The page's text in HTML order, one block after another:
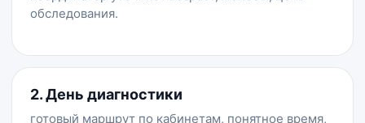
обследования.
2. День диагностики
готовый маршрут по кабинетам, понятное время,